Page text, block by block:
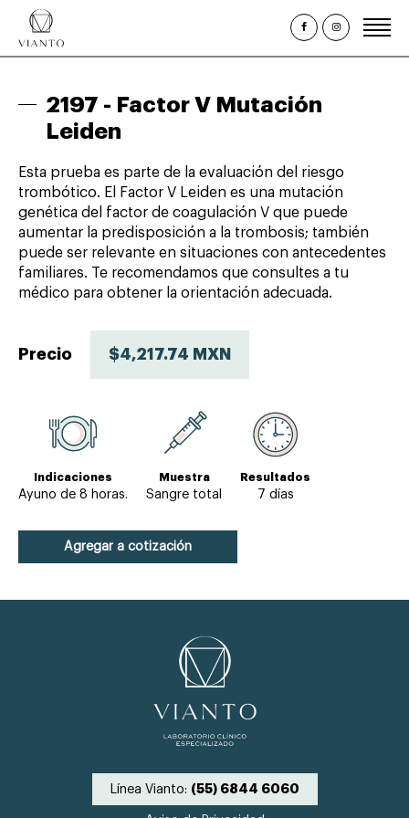
¿Quiénes somos?
Paquetes y Perfiles
Promociones
Citas
Consulta de Resultados
2197 - Factor V Mutación
Leiden
Esta prueba es parte de la evaluación del riesgo
trombótico. El Factor V Leiden es una mutación
genética del factor de coagulación V que puede
aumentar la predisposición a la trombosis; también
puede ser relevante en situaciones con antecedentes
familiares. Te recomendamos que consultes a tu
médico para obtener la orientación adecuada.
Precio $4,217.74 MXN
Indicaciones
Ayuno de 8 horas.
Muestra
Sangre total
Resultados
7 días
Agregar a cotización
Línea Vianto: (55) 6844 6060